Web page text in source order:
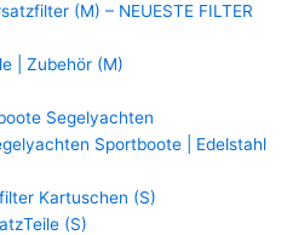
(M) – NEUESTE FILTER
| Zubehör (M)
Segelyachten
Sportboote | Edelstahl
Kartuschen (S)
(S)